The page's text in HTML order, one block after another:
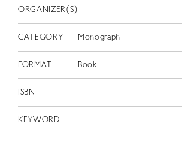
ORGANIZER(S)
CATEGORY Monograph
FORMAT Book
ISBN
KEYWORD